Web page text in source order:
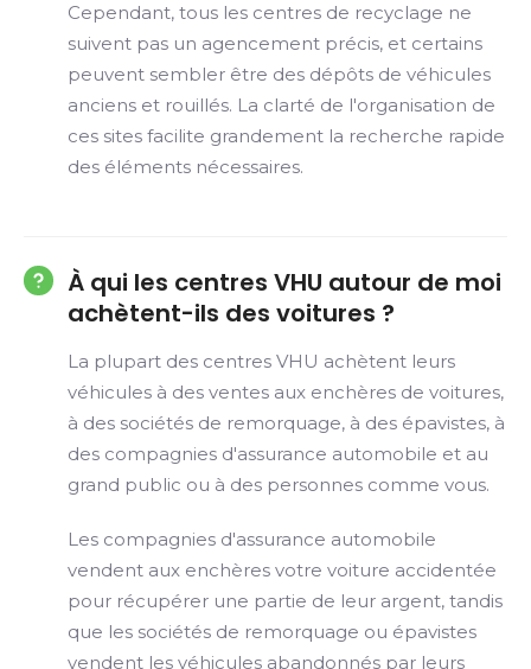
Cependant, tous les centres de recyclage ne
suivent pas un agencement précis, et certains
peuvent sembler être des dépôts de véhicules
anciens et rouillés. La clarté de l'organisation de
ces sites facilite grandement la recherche rapide
des éléments nécessaires.
À qui les centres VHU autour de moi
achètent-ils des voitures ?
La plupart des centres VHU achètent leurs
véhicules à des ventes aux enchères de voitures,
à des sociétés de remorquage, à des épavistes, à
des compagnies d'assurance automobile et au
grand public ou à des personnes comme vous.
Les compagnies d'assurance automobile
vendent aux enchères votre voiture accidentée
pour récupérer une partie de leur argent, tandis
que les sociétés de remorquage ou épavistes
vendent les véhicules abandonnés par leurs